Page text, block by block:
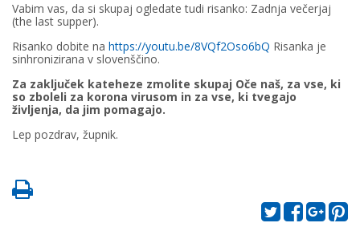
Vabim vas, da si skupaj ogledate tudi risanko: Zadnja večerjaj
(the last supper).
Risanko dobite na https://youtu.be/8VQf2Oso6bQ Risanka je
sinhronizirana v slovenščino.
Za zaključek kateheze zmolite skupaj Oče naš, za vse, ki
so zboleli za korona virusom in za vse, ki tvegajo
življenja, da jim pomagajo.
Lep pozdrav, župnik.